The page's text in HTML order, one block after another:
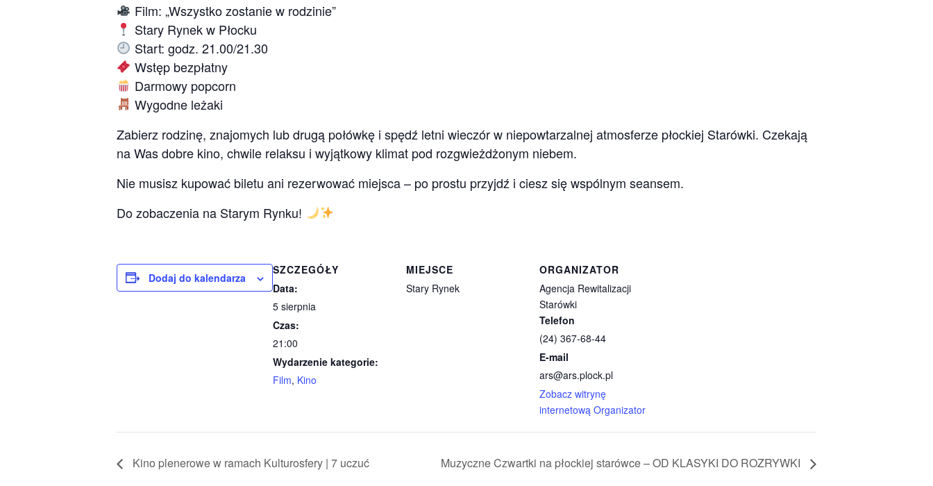
Film: „Wszystko zostanie w rodzinie”
Stary Rynek w Płocku
Start: godz. 21.00/21.30
Wstęp bezpłatny
Darmowy popcorn
Wygodne leżaki
Zabierz rodzinę, znajomych lub drugą połówkę i spędź letni wieczór w niepowtarzalnej atmosferze płockiej Starówki. Czekają
na Was dobre kino, chwile relaksu i wyjątkowy klimat pod rozgwieżdżonym niebem.
Nie musisz kupować biletu ani rezerwować miejsca – po prostu przyjdź i ciesz się wspólnym seansem.
Do zobaczenia na Starym Rynku!
Dodaj do kalendarza
SZCZEGÓŁY
Data:
5 sierpnia
Czas:
21:00
Wydarzenie kategorie:
Film, Kino
MIEJSCE
Stary Rynek
ORGANIZATOR
Agencja Rewitalizacji
Starówki
Telefon
(24) 367-68-44
E-mail
ars@ars.plock.pl
Zobacz witrynę
internetową Organizator
Kino plenerowe w ramach Kulturosfery | 7 uczuć Muzyczne Czwartki na płockiej starówce – OD KLASYKI DO ROZRYWKI